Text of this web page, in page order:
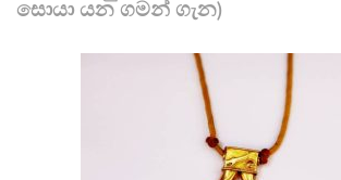
සොයා යන ගමන් ගැන)